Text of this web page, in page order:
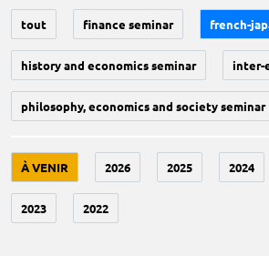
tout finance seminar french-
history and economics seminar inter-
philosophy, economics and society seminar
À VENIR 2026 2025 2024
2023 2022